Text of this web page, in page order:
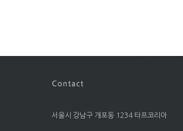
서울시 강남구 개포동 1234 타프코리아